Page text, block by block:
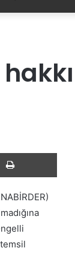
Yazdır